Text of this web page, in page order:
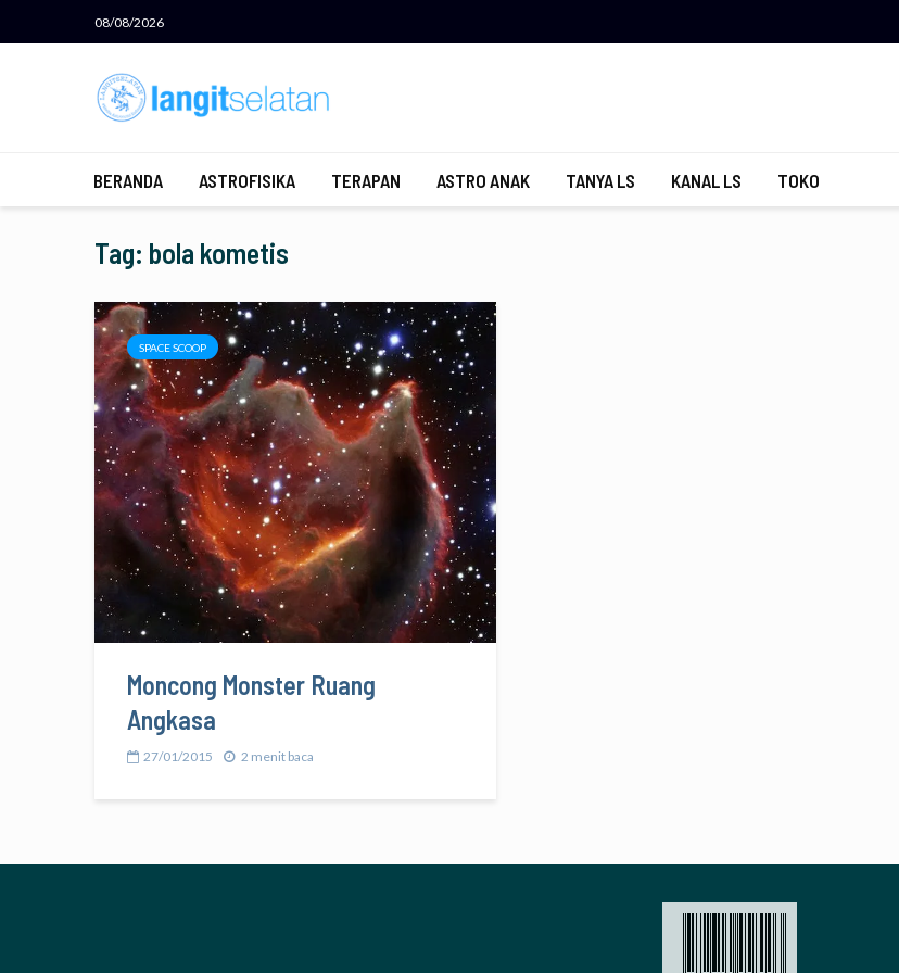
08/08/2026
BERANDA ASTROFISIKA TERAPAN ASTRO ANAK TANYA LS KANAL LS TOKO
Tag: bola kometis
SPACE SCOOP
Moncong Monster Ruang
Angkasa
27/01/2015 2 menit baca